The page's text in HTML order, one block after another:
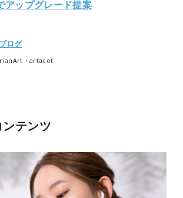
アップグレード提案
ログ
・artacet
テンツ